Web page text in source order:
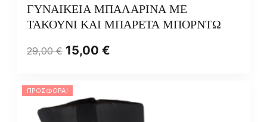
ΓΥΝΑΙΚΕΙΑ ΜΠΑΛΑΡΙΝΑ ΜΕ
ΤΑΚΟΥΝΙ ΚΑΙ ΜΠΑΡΕΤΑ ΜΠΟΡΝΤΩ
29,00€ 15,00 €
ΠΡΟΣΦΟΡΆ!